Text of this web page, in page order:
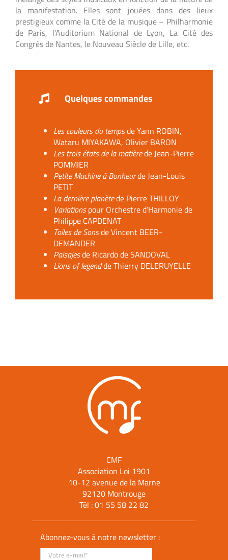
la manifestation. Elles sont jouées dans des lieux
prestigieux comme la Cité de la musique – Philharmonie
de Paris, l’Auditorium National de Lyon, La Cité des
Congrès de Nantes, le Nouveau Siècle de Lille, etc.
Quelques commandes
Les couleurs du tempsde Yann ROBIN,
Wataru MIYAKAWA, Olivier BARON
Les trois états de la matièrede Jean-Pierre
POMMIER
Petite Machine à Bonheurde Jean-Louis
PETIT
La dernière planètede Pierre THILLOY
Variationspour Orchestre d’Harmonie de
Philippe CAPDENAT
Toiles de Sonsde Vincent BEER-
DEMANDER
Paisajesde Ricardo de SANDOVAL
Lions of legendde Thierry DELERUYELLE
CMF
Association Loi 1901
10-12 avenue de la Marne
92120 Montrouge
Tél :01 55 58 22 82
Abonnez-vous à notre newsletter :